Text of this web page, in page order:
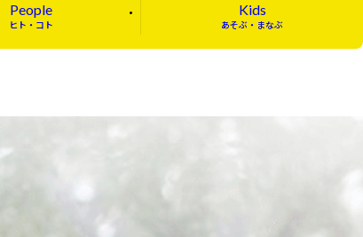
People
ヒト・コト
Kids
あそぶ・まなぶ